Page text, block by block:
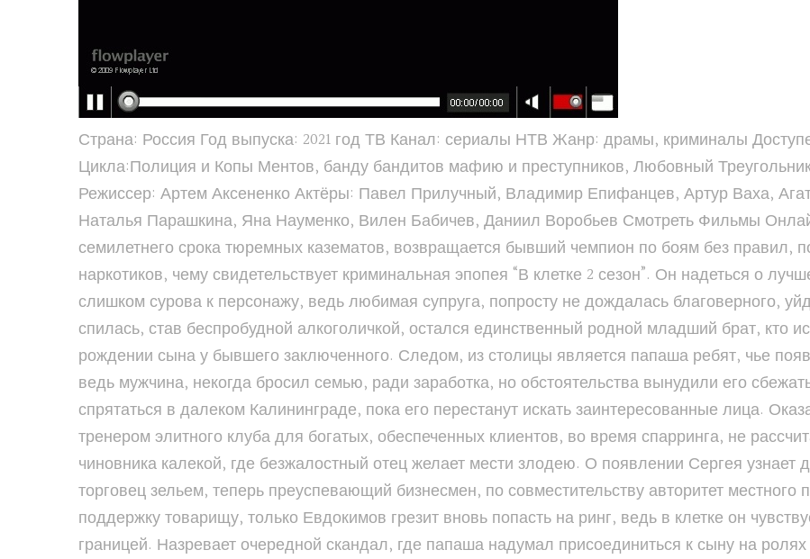
Страна: Россия Год выпуска: 2021 год ТВ Канал: сериалы НТВ Жанр: драмы, криминалы
Цикла:Полиция и Копы Ментов, банду бандитов мафию и преступников, Любовный
Режиссер: Артем Аксененко Актёры: Павел Прилучный, Владимир Епифанцев, Артур Ваха,
Наталья Парашкина, Яна Науменко, Вилен Бабичев, Даниил Воробьев Смотреть Фильмы
семилетнего срока тюремных казематов, возвращается бывший чемпион по боям без правил,
наркотиков, чему свидетельствует криминальная эпопея “В клетке 2 сезон”. Он надеться о
слишком сурова к персонажу, ведь любимая супруга, попросту не дождалась благоверного,
спилась, став беспробудной алкоголичкой, остался единственный родной младший брат, кто
рождении сына у бывшего заключенного. Следом, из столицы является папаша ребят, чье
ведь мужчина, некогда бросил семью, ради заработка, но обстоятельства вынудили его
спрятаться в далеком Калининграде, пока его перестанут искать заинтересованные лица.
тренером элитного клуба для богатых, обеспеченных клиентов, во время спарринга, не
чиновника калекой, где безжалостный отец желает мести злодею. О появлении Сергея узнает
торговец зельем, теперь преуспевающий бизнесмен, по совместительству авторитет
поддержку товарищу, только Евдокимов грезит вновь попасть на ринг, ведь в клетке он
границей. Назревает очередной скандал, где папаша надумал присоединиться к сыну на ролях